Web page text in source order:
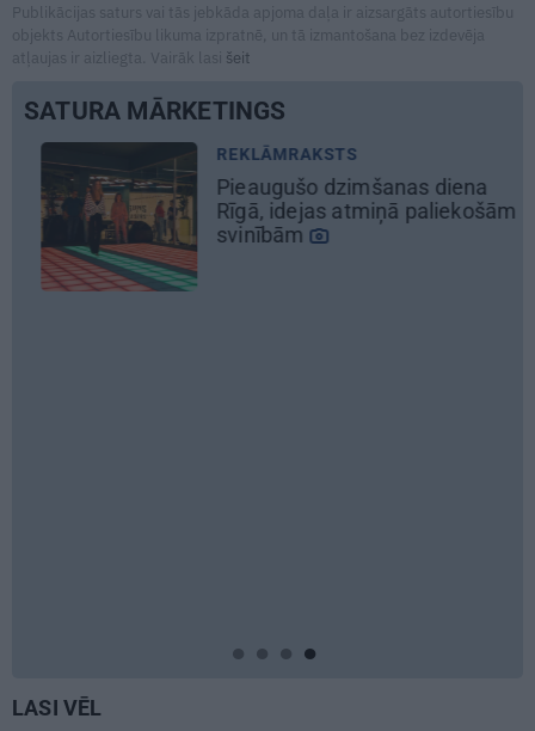
Publikācijas saturs vai tās jebkāda apjoma daļa ir aizsargāts autortiesību
objekts Autortiesību likuma izpratnē, un tā izmantošana bez izdevēja
atļaujas ir aizliegta. Vairāk lasi šeit
SATURA MĀRKETINGS
REKLĀMRAKSTS
Pieaugušo dzimšanas diena
Rīgā, idejas atmiņā paliekošām
svinībām
LASI VĒL